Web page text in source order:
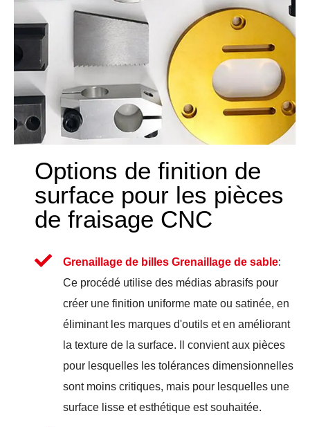
Options de finition de
surface pour les pièces
de fraisage CNC
Grenaillage de billes Grenaillage de sable:
Ce procédé utilise des médias abrasifs pour
créer une finition uniforme mate ou satinée, en
éliminant les marques d'outils et en améliorant
la texture de la surface. Il convient aux pièces
pour lesquelles les tolérances dimensionnelles
sont moins critiques, mais pour lesquelles une
surface lisse et esthétique est souhaitée.